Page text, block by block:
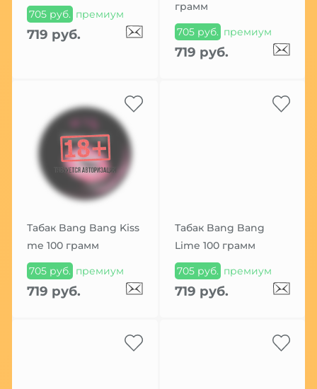
705 руб. премиум
719 руб.
грамм
705 руб. премиум
719 руб.
Табак Bang Bang Kiss
me 100 грамм
705 руб. премиум
719 руб.
Табак Bang Bang
Lime 100 грамм
705 руб. премиум
719 руб.